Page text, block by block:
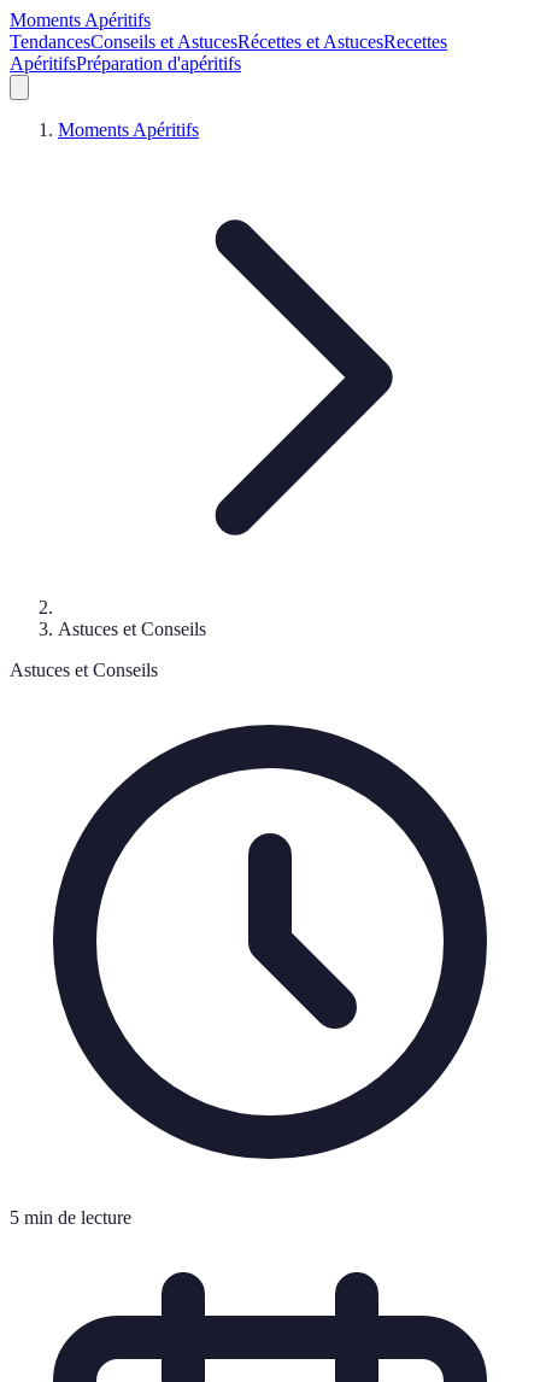
Moments Apéritifs
TendancesConseils et AstucesRécettes et AstucesRecettes
ApéritifsPréparation d'apéritifs
Moments Apéritifs
Astuces et Conseils
Astuces et Conseils
5 min de lecture